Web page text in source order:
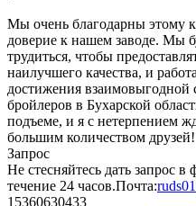
Мы очень благодарны этому
доверие к нашем заводе. Мы
трудиться, чтобы
наилучшего качества, и
достижения взаимовыгодной
бройлеров в Бухарской
подъеме, и я с нетерпением
большим количеством друзей!
Запрос
Не стесняйтесь дать запрос
течение 24 часов.Почта:
15360630433